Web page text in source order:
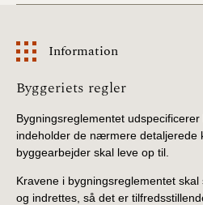
2020)
BR18 (10/3-30/6
2020)
BR18 (1/1-9/3 2020)
Information
Information
Byggeriets regler
Bygningsreglementet
indeholder de nærmere detaljerede
byggearbejder skal leve op til.
Kravene i bygningsreglementet
og indrettes, så det er